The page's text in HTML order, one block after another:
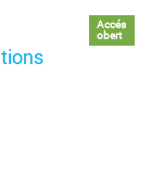
Accés
obert